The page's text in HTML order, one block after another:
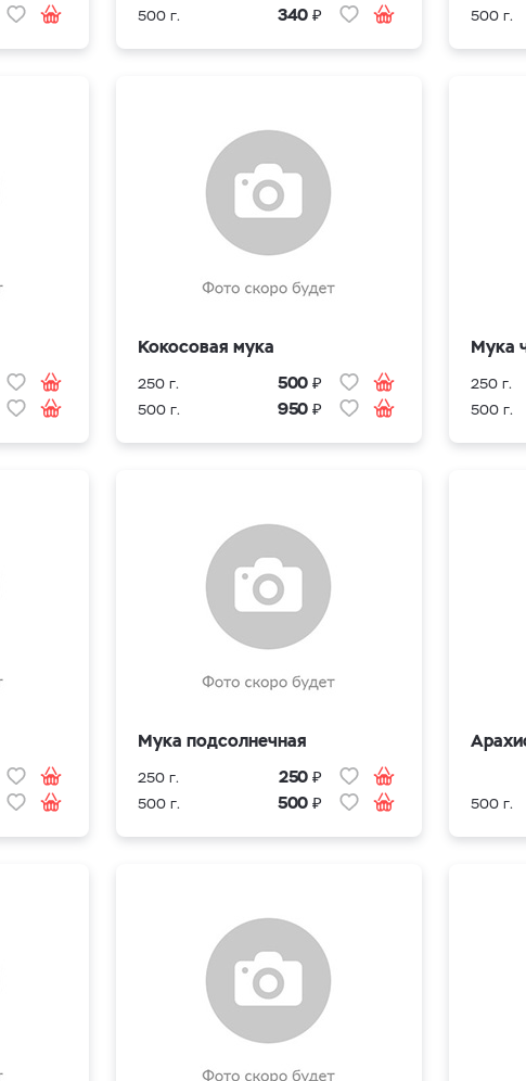
500 г. 340 ₽ 500 г.
Кокосовая мука
250 г. 500 ₽
500 г. 950 ₽
Мука
250 г.
500 г.
Мука подсолнечная
250 г. 250 ₽
500 г. 500 ₽ 500 г.